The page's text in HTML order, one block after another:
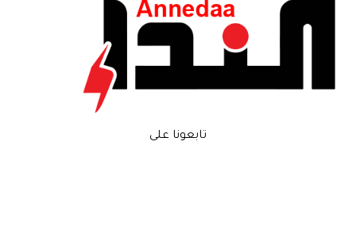
تابعونا على